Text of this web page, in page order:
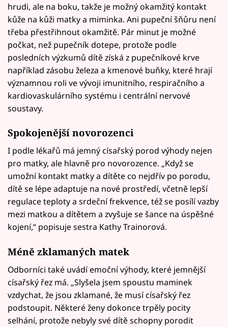
hrudi, ale na boku, takže je možný okamžitý kontakt
kůže na kůži matky a miminka. Ani pupeční šňůru není
třeba přestřihnout okamžitě. Pár minut je možné
počkat, než pupečník dotepe, protože podle
posledních výzkumů dítě získá z pupečníkové krve
například zásobu železa a kmenové buňky, které hrají
významnou roli ve vývoji imunitního, respiračního a
kardiovaskulárního systému i centrální nervové
soustavy.
Spokojenější novorozenci
I podle lékařů má jemný císařský porod výhody nejen
pro matky, ale hlavně pro novorozence. „Když se
umožní kontakt matky a dítěte co nejdřív po porodu,
dítě se lépe adaptuje na nové prostředí, včetně lepší
regulace teploty a srdeční frekvence, též se posílí vazby
mezi matkou a dítětem a zvyšuje se šance na úspěšné
kojení,“ popisuje sestra Kathy Trainorová.
Méně zklamaných matek
Odborníci také uvádí emoční výhody, které jemnější
císařský řez má. „Slyšela jsem spoustu maminek
vzdychat, že jsou zklamané, že musí císařský řez
podstoupit. Některé ženy dokonce trpěly pocity
selhání, protože nebyly své dítě schopny porodit